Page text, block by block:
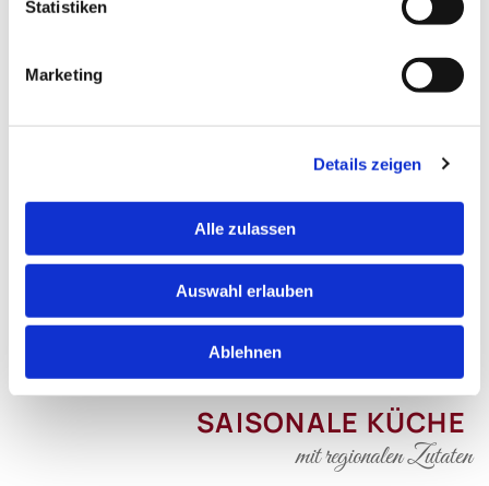
Statistiken
Marketing
Details zeigen
Alle zulassen
Auswahl erlauben
Ablehnen
Finden Sie das passende für sich.
zu den Zimmern
SAISONALE KÜCHE
mit regionalen Zutaten